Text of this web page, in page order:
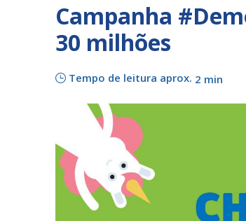
Campanha
30 milhões
Tempo de leitura aprox. 2 min